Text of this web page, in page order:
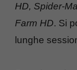
HD, Spider-
Farm HD. Si
lunghe